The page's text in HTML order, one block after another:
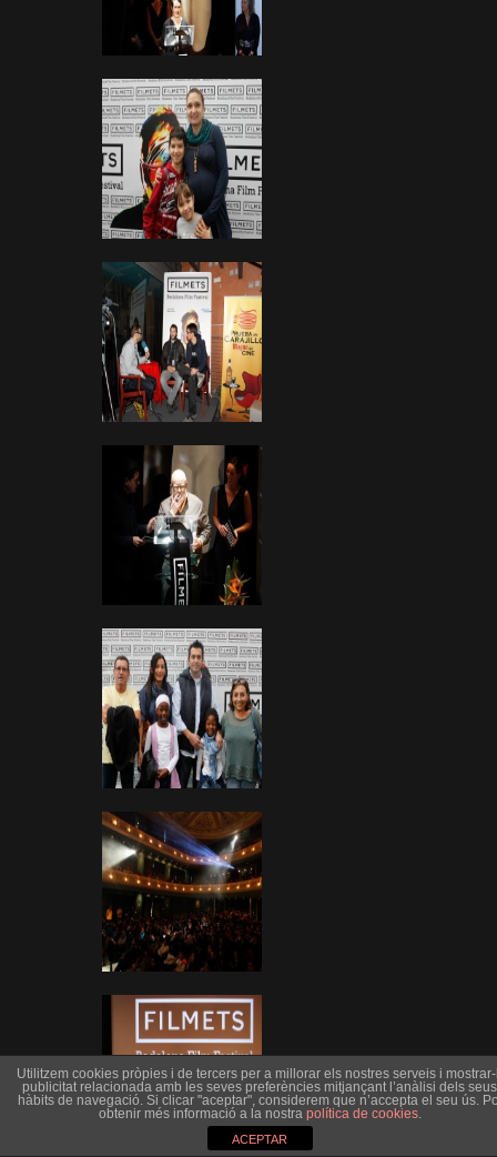
Utilitzem cookies pròpies i de tercers per a millorar els nostres serveis i
publicitat relacionada amb les seves preferències mitjançant l’anàlisi dels seus
hàbits de navegació. Si clicar "aceptar", considerem que n’accepta el seu ús.
obtenir més informació a la nostra política de cookies.
ACEPTAR